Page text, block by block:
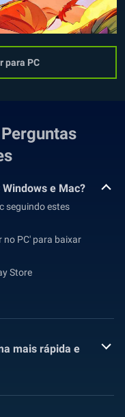
para PC
e Mac?
seguindo estes
no PC' para baixar
Store
mais rápida e